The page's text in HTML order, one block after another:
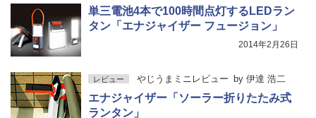
単三電池4本で100時間点灯するLEDラン
タン「エナジャイザー フュージョン」
2014年2月26日
レビュー やじうまミニレビュー by 伊達 浩二
エナジャイザー「ソーラー折りたたみ式
ランタン」